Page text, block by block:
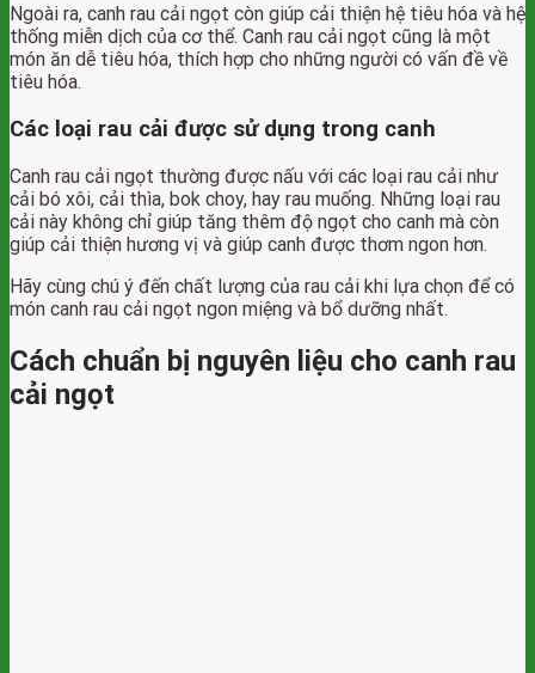
Ngoài ra, canh rau cải ngọt còn giúp cải thiện hệ tiêu hóa và hệ
thống miễn dịch của cơ thể. Canh rau cải ngọt cũng là một
món ăn dễ tiêu hóa, thích hợp cho những người có vấn đề về
tiêu hóa.
Các loại rau cải được sử dụng trong canh
Canh rau cải ngọt thường được nấu với các loại rau cải như
cải bó xôi, cải thìa, bok choy, hay rau muống. Những loại rau
cải này không chỉ giúp tăng thêm độ ngọt cho canh mà còn
giúp cải thiện hương vị và giúp canh được thơm ngon hơn.
Hãy cùng chú ý đến chất lượng của rau cải khi lựa chọn để có
món canh rau cải ngọt ngon miệng và bổ dưỡng nhất.
Cách chuẩn bị nguyên liệu cho canh rau
cải ngọt